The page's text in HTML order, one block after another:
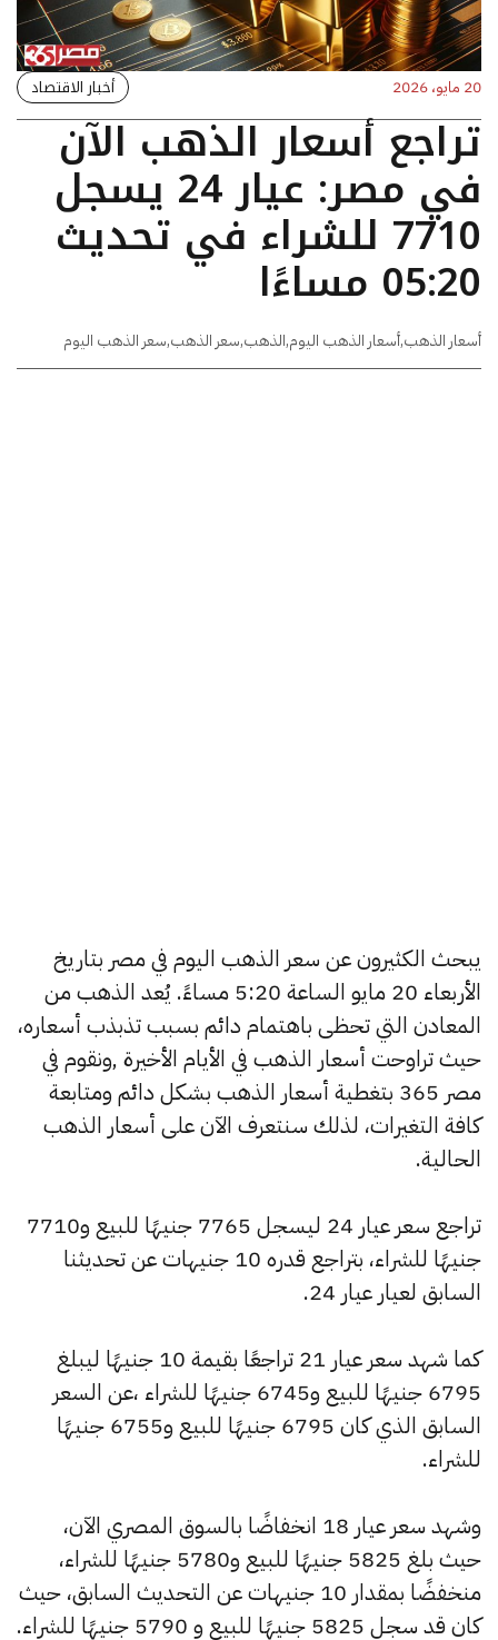
20 مايو، 2026 أخبار الاقتصاد
تراجع أسعار الذهب الآن
في مصر: عيار 24 يسجل
7710 للشراء في تحديث
05:20 مساءًا
أسعار الذهب,أسعار الذهب اليوم,الذهب,سعر الذهب,سعر الذهب اليوم
يبحث الكثيرون عن سعر الذهب اليوم في مصر بتاريخ
الأربعاء 20 مايو الساعة 5:20 مساءً. يُعد الذهب من
المعادن التي تحظى باهتمام دائم بسبب تذبذب أسعاره،
حيث تراوحت أسعار الذهب في الأيام الأخيرة ,ونقوم في
مصر 365 بتغطية أسعار الذهب بشكل دائم ومتابعة
كافة التغيرات، لذلك سنتعرف الآن على أسعار الذهب
الحالية.
تراجع سعر عيار 24 ليسجل 7765 جنيهًا للبيع و7710
جنيهًا للشراء، بتراجع قدره 10 جنيهات عن تحديثنا
السابق لعيار عيار 24.
كما شهد سعر عيار 21 تراجعًا بقيمة 10 جنيهًا ليبلغ
6795 جنيهًا للبيع و6745 جنيهًا للشراء ،عن السعر
السابق الذي كان 6795 جنيهًا للبيع و6755 جنيهًا
للشراء.
وشهد سعر عيار 18 انخفاضًا بالسوق المصري الآن،
حيث بلغ 5825 جنيهًا للبيع و5780 جنيهًا للشراء،
منخفضًا بمقدار 10 جنيهات عن التحديث السابق، حيث
كان قد سجل 5825 جنيهًا للبيع و 5790 جنيهًا للشراء.